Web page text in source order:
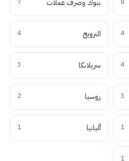
بنوك وصرف عملات
4 النرويج 4
4 سريلانكا 3
3 روسيا 2
1 ألبانيا 1
1